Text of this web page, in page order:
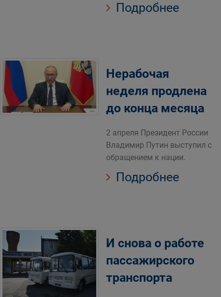
Подробнее
Нерабочая
неделя продлена
до конца месяца
2 апреля Президент России
Владимир Путин выступил с
обращением к нации.
Подробнее
И снова о работе
пассажирского
транспорта